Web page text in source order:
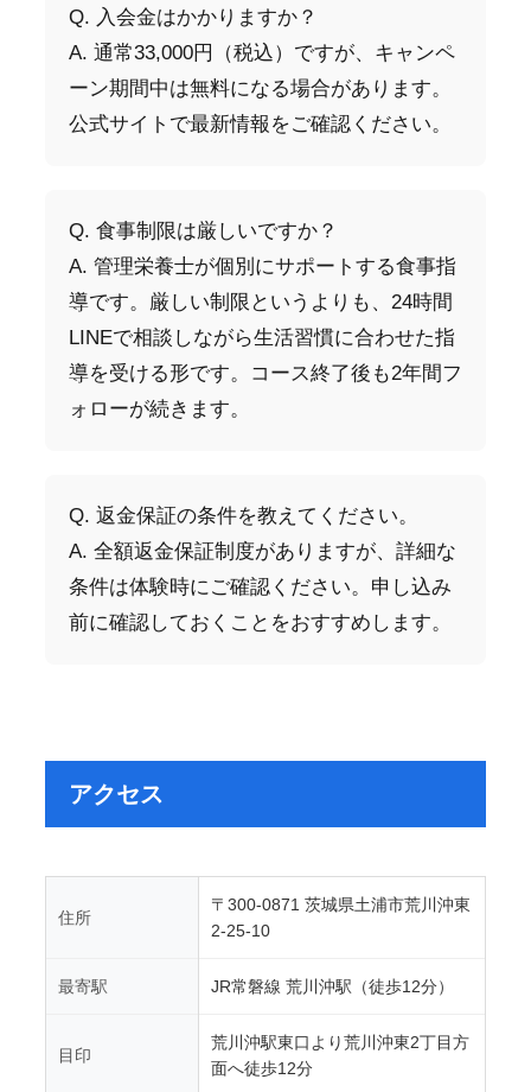
Q. 入会金はかかりますか？
A. 通常33,000円（税込）ですが、キャンペ
ーン期間中は無料になる場合があります。
公式サイトで最新情報をご確認ください。
Q. 食事制限は厳しいですか？
A. 管理栄養士が個別にサポートする食事指
導です。厳しい制限というよりも、24時間
LINEで相談しながら生活習慣に合わせた指
導を受ける形です。コース終了後も2年間フ
ォローが続きます。
Q. 返金保証の条件を教えてください。
A. 全額返金保証制度がありますが、詳細な
条件は体験時にご確認ください。申し込み
前に確認しておくことをおすすめします。
アクセス
住所
〒300-0871 茨城県土浦市荒川沖東
2-25-10
最寄駅 JR常磐線 荒川沖駅（徒歩12分）
目印
荒川沖駅東口より荒川沖東2丁目方
面へ徒歩12分